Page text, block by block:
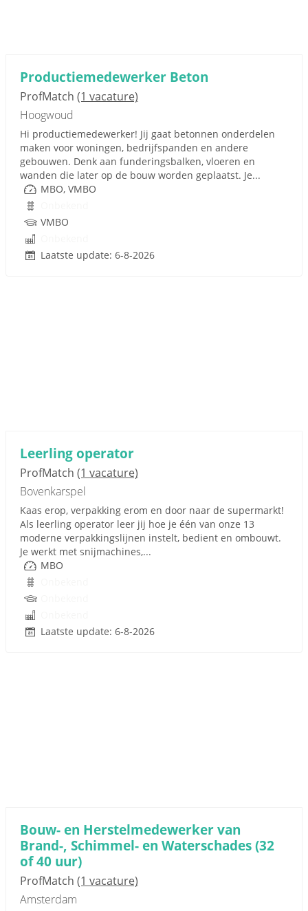
Productiemedewerker Beton
ProfMatch (1 vacature)
Hoogwoud
Hi productiemedewerker! Jij gaat betonnen onderdelen
maken voor woningen, bedrijfspanden en andere
gebouwen. Denk aan funderingsbalken, vloeren en
wanden die later op de bouw worden geplaatst. Je...
MBO, VMBO
VMBO
Laatste update: 6-8-2026
Leerling operator
ProfMatch (1 vacature)
Bovenkarspel
Kaas erop, verpakking erom en door naar de supermarkt!
Als leerling operator leer jij hoe je één van onze 13
moderne verpakkingslijnen instelt, bedient en ombouwt.
Je werkt met snijmachines,...
MBO
Laatste update: 6-8-2026
Bouw- en Herstelmedewerker van
Brand-, Schimmel- en Waterschades (32
of 40 uur)
ProfMatch (1 vacature)
Amsterdam